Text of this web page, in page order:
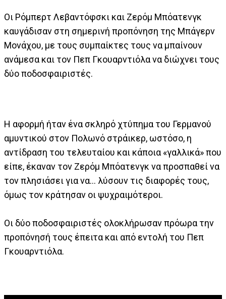
Οι Ρόμπερτ Λεβαντόφσκι και Ζερόμ Μπόατενγκ
καυγάδισαν στη σημερινή προπόνηση της Μπάγερν
Μονάχου, με τους συμπαίκτες τους να μπαίνουν
ανάμεσα και τον Πεπ Γκουαρντιόλα να διώχνει τους
δύο ποδοσφαιριστές.
Η αφορμή ήταν ένα σκληρό χτύπημα του Γερμανού
αμυντικού στον Πολωνό στράικερ, ωστόσο, η
αντίδραση του τελευταίου και κάποια «γαλλικά» που
είπε, έκαναν τον Ζερόμ Μπόατενγκ να προσπαθεί να
τον πλησιάσει για να... λύσουν τις διαφορές τους,
όμως τον κράτησαν οι ψυχραιμότεροι.
Οι δύο ποδοσφαιριστές ολοκλήρωσαν πρόωρα την
προπόνησή τους έπειτα και από εντολή του Πεπ
Γκουαρντιόλα.